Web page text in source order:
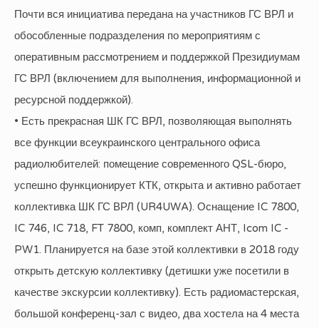
Почти вся инициатива передана на участников ГС ВРЛ и
обособленные подразделения по мероприятиям с
оперативным рассмотрением и поддержкой Президиумам
ГС ВРЛ (включением для выполнения, информационной и
ресурсной поддержкой).
• Есть прекрасная ШК ГС ВРЛ, позволяющая выполнять
все функции всеукраинского центрального офиса
радиолюбителей: помещение современного QSL-бюро,
успешно функционирует КТК, открыта и активно работает
коллективка ШК ГС ВРЛ (UR4UWA). Оснащение IC 7800,
IC 746, IC 718, FT 7800, комп, комплект АНТ, Icom IC -
PW1. Планируется на базе этой коллективки в 2018 году
открыть детскую коллективку (детишки уже посетили в
качестве экскурсии коллективку). Есть радиомастерская,
большой конференц-зал с видео, два хостела на 4 места